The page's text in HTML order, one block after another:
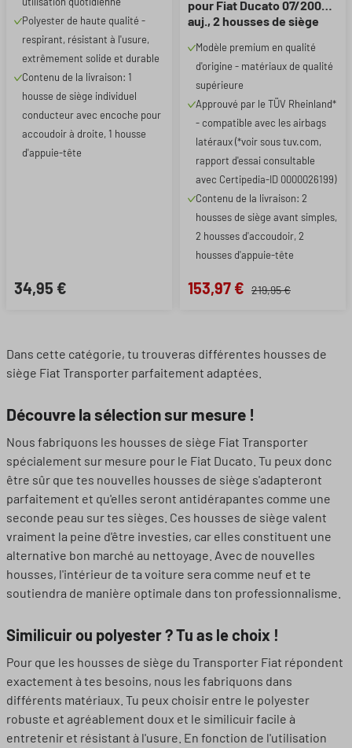
Polyester de haute qualité -
respirant, résistant à l'usure,
extrêmement solide et durable
Contenu de la livraison: 1
housse de siège individuel
conducteur avec encoche pour
accoudoir à droite, 1 housse
d'appuie-tête
34,95 €
pour Fiat Ducato 07/2006-
auj., 2 housses de siège
d'accoudoirs
Modèle premium en qualité
d'origine - matériaux de qualité
supérieure
Approuvé par le TÜV Rheinland*
- compatible avec les airbags
latéraux (*voir sous tuv.com,
rapport d'essai consultable
avec Certipedia-ID 0000026199)
Contenu de la livraison: 2
housses de siège avant simples,
2 housses d'accoudoir, 2
housses d'appuie-tête
153,97 € 219,95 €
Dans cette catégorie, tu trouveras différentes housses de
siège Fiat Transporter parfaitement adaptées.
Découvre la sélection sur mesure !
Nous fabriquons les housses de siège Fiat Transporter
spécialement sur mesure pour le Fiat Ducato. Tu peux donc
être sûr que tes nouvelles housses de siège s'adapteront
parfaitement et qu'elles seront antidérapantes comme une
seconde peau sur tes sièges. Ces housses de siège valent
vraiment la peine d'être investies, car elles constituent une
alternative bon marché au nettoyage. Avec de nouvelles
housses, l'intérieur de ta voiture sera comme neuf et te
soutiendra de manière optimale dans ton professionnalisme.
Similicuir ou polyester ? Tu as le choix !
Pour que les housses de siège du Transporter Fiat répondent
exactement à tes besoins, nous les fabriquons dans
différents matériaux. Tu peux choisir entre le polyester
robuste et agréablement doux et le similicuir facile à
entretenir et résistant à l'usure. En fonction de l'utilisation